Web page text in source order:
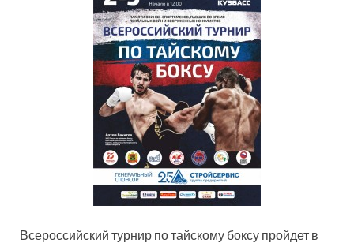
Всероссийский турнир по тайскому боксу пройдет в